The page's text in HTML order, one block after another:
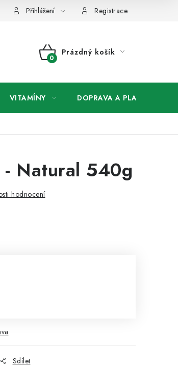
Přihlášení Registrace
NÁKUPNÍ
Prázdný košík
VITAMÍNY DOPRAVA A PLATBA
Natural 540g
hodnocení
Sdílet